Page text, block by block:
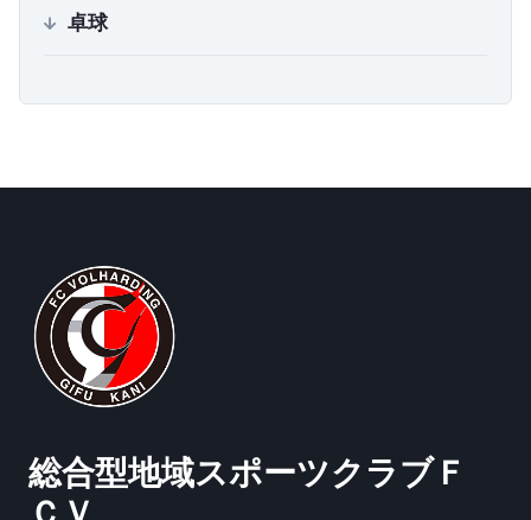
卓球
総合型地域スポーツクラブＦ